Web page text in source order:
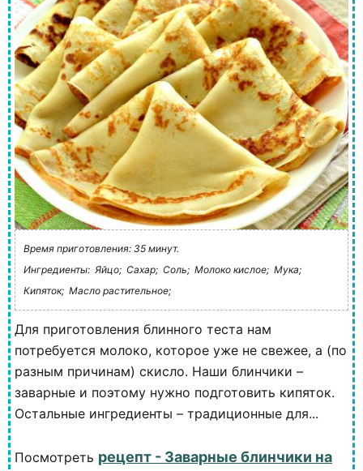
Время приготовления: 35 минут.
Ингредиенты: Яйцо; Сахар; Соль; Молоко кислое; Мука;
Кипяток; Масло растительное;
Для приготовления блинного теста нам
потребуется молоко, которое уже не свежее, а (по
разным причинам) скисло. Наши блинчики –
заварные и поэтому нужно подготовить кипяток.
Остальные ингредиенты – традиционные для...
Посмотреть рецепт - Заварные блинчики на